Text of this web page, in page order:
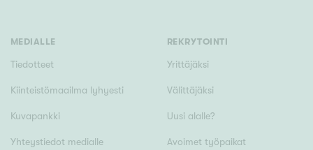
Ominaisuudet
Hissi
MEDIALLE
Tiedotteet
Kiinteistömaailma lyhyesti
Kuvapankki
Yhteystiedot medialle
REKRYTOINTI
Yrittäjäksi
Välittäjäksi
Uusi alalle?
Avoimet työpaikat